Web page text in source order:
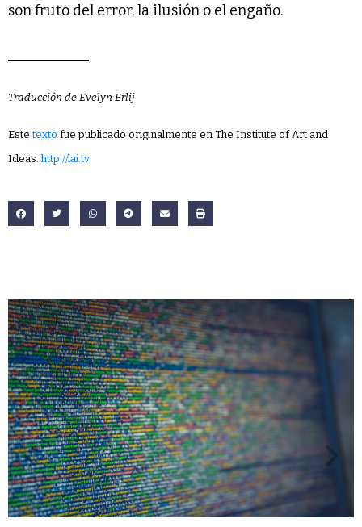
son fruto del error, la ilusión o el engaño.
Traducción de Evelyn Erlij
Estetexto fue publicado originalmente en The Institute of Art and
Ideas.http://iai.tv